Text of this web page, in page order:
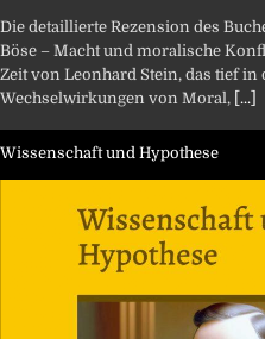
Die detaillierte Rezension des
Böse – Macht und moralische
Zeit von Leonhard Stein, das tief in
Wechselwirkungen von Moral, [...]
Wissenschaft und Hypothese